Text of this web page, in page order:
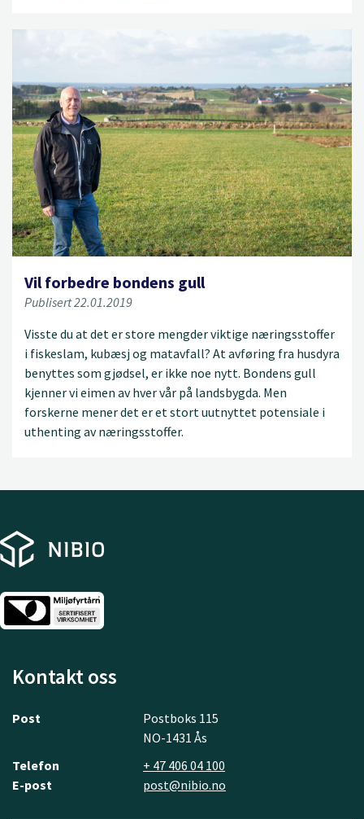
Vil forbedre bondens gull
Publisert 22.01.2019
Visste du at det er store mengder viktige næringsstoffer
i fiskeslam, kubæsj og matavfall? At avføring fra husdyra
benyttes som gjødsel, er ikke noe nytt. Bondens gull
kjenner vi eimen av hver vår på landsbygda. Men
forskerne mener det er et stort uutnyttet potensiale i
uthenting av næringsstoffer.
Kontakt oss
Post
Postboks 115
NO-1431 Ås
Telefon
+ 47 406 04 100
E-post
post@nibio.no